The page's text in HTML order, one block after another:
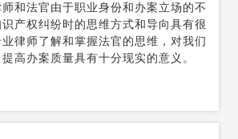
和法官由于职业身份和办案立场的不
产权纠纷时的思维方式和导向具有很
律师了解和掌握法官的思维，对我们
高办案质量具有十分现实的意义。